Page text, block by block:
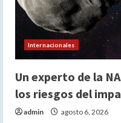
Internacionales
Un experto de la
los riesgos del
admin agosto 6, 2026